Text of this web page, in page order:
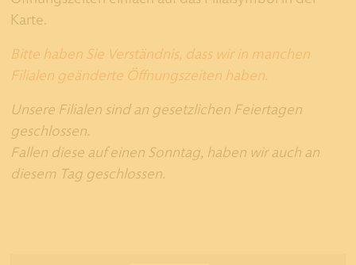
Karte.
Bitte haben Sie Verständnis, dass wir in manchen
Filialen geänderte Öffnungszeiten haben.
Unsere Filialen sind an gesetzlichen Feiertagen
geschlossen.
Fallen diese auf einen Sonntag, haben wir auch an
diesem Tag geschlossen.